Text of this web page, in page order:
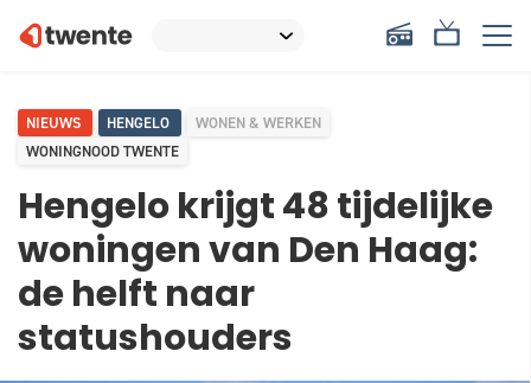
NIEUWS HENGELO
WONEN & WERKEN
WONINGNOOD TWENTE
Hengelo krijgt 48 tijdelijke
woningen van Den Haag:
de helft naar
statushouders